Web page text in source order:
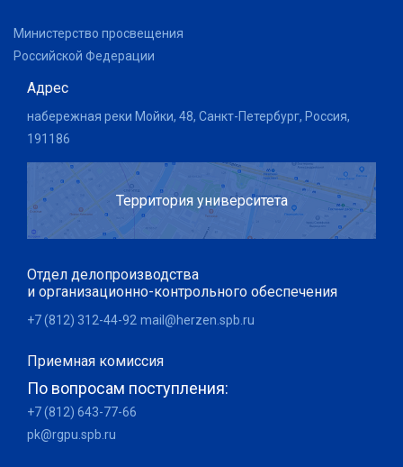
Министерство просвещения
Российской Федерации
Адрес
набережная реки Мойки, 48, Санкт-Петербург, Россия,
191186
Территория университета
Отдел делопроизводства
и организационно-контрольного обеспечения
+7 (812) 312-44-92 mail@herzen.spb.ru
Приемная комиссия
По вопросам поступления:
+7 (812) 643-77-66
pk@rgpu.spb.ru